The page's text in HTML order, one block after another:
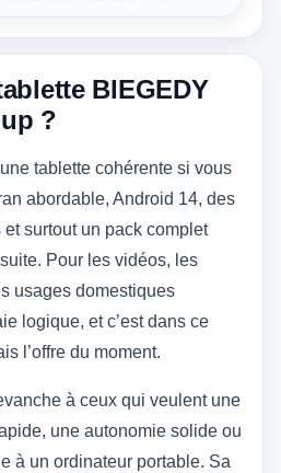
BIEGEDY
?
tablette cohérente si vous
abordable, Android 14, des
surtout un pack complet
Pour les vidéos, les
usages domestiques
logique, et c’est dans ce
l’offre du moment.
à ceux qui veulent une
une autonomie solide ou
à un ordinateur portable. Sa